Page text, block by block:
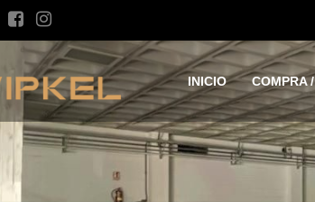
INICIO COMPRA